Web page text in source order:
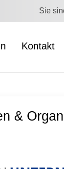
Sie
Kontakt
&